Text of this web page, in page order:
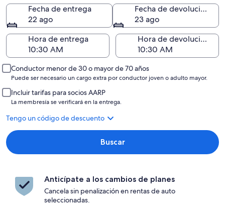
Fecha de entrega
22 ago
Fecha de devolución
23 ago
Hora de entrega
Hora de devolución
Conductor menor de 30 o mayor de 70 años
Puede ser necesario un cargo extra por conductor joven o adulto mayor.
Incluir tarifas para socios AARP
La membresía se verificará en la entrega.
Tengo un código de descuento
Buscar
Anticípate a los cambios de planes
Cancela sin penalización en rentas de auto
seleccionadas.